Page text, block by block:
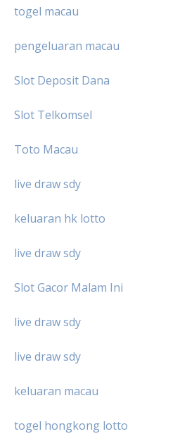
togel macau
pengeluaran macau
Slot Deposit Dana
Slot Telkomsel
Toto Macau
live draw sdy
keluaran hk lotto
live draw sdy
Slot Gacor Malam Ini
live draw sdy
live draw sdy
keluaran macau
togel hongkong lotto